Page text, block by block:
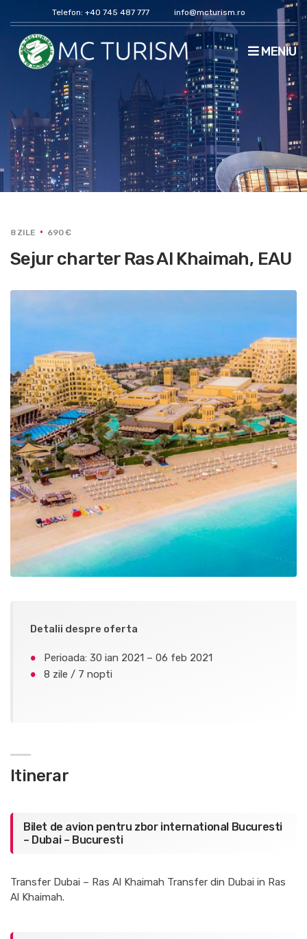
Telefon: +40 745 487 777 info@mcturism.ro
MENIU
8 ZILE 690 €
Sejur charter Ras Al Khaimah, EAU
Detalii despre oferta
Perioada: 30 ian 2021 – 06 feb 2021
8 zile / 7 nopti
Itinerar
Bilet de avion pentru zbor international Bucuresti
– Dubai – Bucuresti
Transfer Dubai – Ras Al Khaimah Transfer din Dubai in Ras
Al Khaimah.